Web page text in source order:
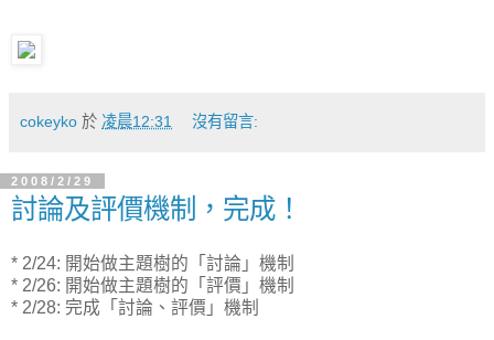
cokeyko 於 凌晨12:31 沒有留言:
2008/2/29
討論及評價機制，完成！
* 2/24: 開始做主題樹的「討論」機制
* 2/26: 開始做主題樹的「評價」機制
* 2/28: 完成「討論、評價」機制